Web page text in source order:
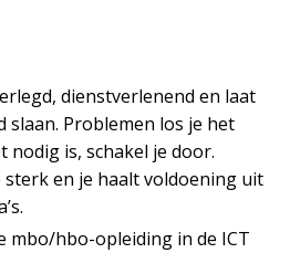
dienstverlenend en laat
slaan. Problemen los je het
nodig is, schakel je door.
sterk en je haalt voldoening uit
mbo/hbo-opleiding in de ICT